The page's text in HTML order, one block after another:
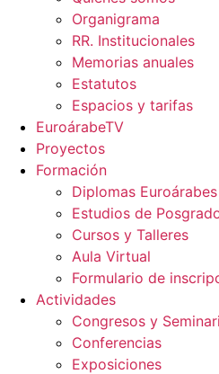
Organigrama
RR. Institucionales
Memorias anuales
Estatutos
Espacios y tarifas
EuroárabeTV
Proyectos
Formación
Diplomas Euroárabes
Estudios de
Cursos y Talleres
Aula Virtual
Formulario de
Actividades
Congresos y
Conferencias
Exposiciones